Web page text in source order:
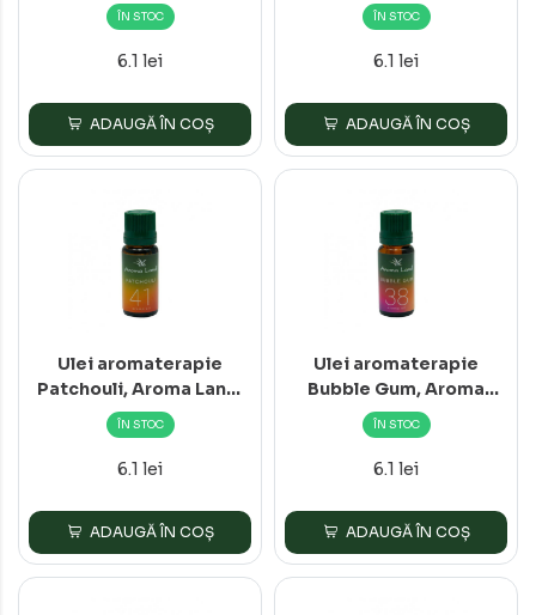
ml
ÎN STOC
6.1 lei
ADAUGĂ ÎN COȘ
10 ml
ÎN STOC
6.1 lei
ADAUGĂ ÎN COȘ
Ulei aromaterapie
Patchouli, Aroma Land,
10 ml
ÎN STOC
6.1 lei
ADAUGĂ ÎN COȘ
Ulei aromaterapie
Bubble Gum, Aroma
Land, 10 ml
ÎN STOC
6.1 lei
ADAUGĂ ÎN COȘ